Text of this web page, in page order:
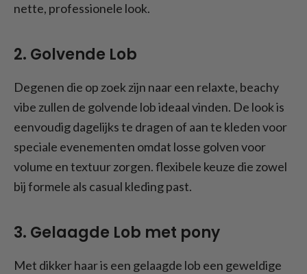
nette, professionele look.
2. Golvende Lob
Degenen die op zoek zijn naar een relaxte, beachy
vibe zullen de golvende lob ideaal vinden. De look is
eenvoudig dagelijks te dragen of aan te kleden voor
speciale evenementen omdat losse golven voor
volume en textuur zorgen. flexibele keuze die zowel
bij formele als casual kleding past.
3. Gelaagde Lob met pony
Met dikker haar is een gelaagde lob een geweldige